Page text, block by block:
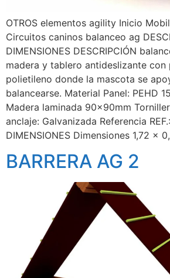
OTROS elementos agility Inicio
Circuitos caninos balanceo ag
DIMENSIONES DESCRIPCIÓN
madera y tablero antideslizante con
polietileno donde la mascota se
balancearse. Material Panel: PEHD
Madera laminada 90x90mm
anclaje: Galvanizada Referencia
DIMENSIONES Dimensiones 1,72 x
BARRERA AG 2